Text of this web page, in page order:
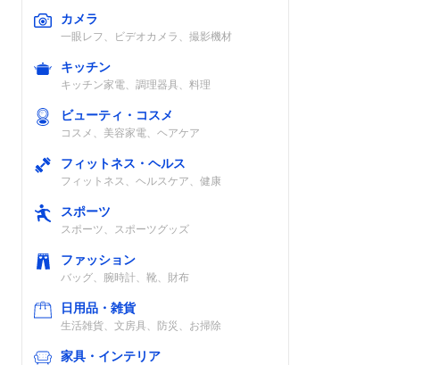
カメラ
一眼レフ、ビデオカメラ、撮影機材
キッチン
キッチン家電、調理器具、料理
ビューティ・コスメ
コスメ、美容家電、ヘアケア
フィットネス・ヘルス
フィットネス、ヘルスケア、健康
スポーツ
スポーツ、スポーツグッズ
ファッション
バッグ、腕時計、靴、財布
日用品・雑貨
生活雑貨、文房具、防災、お掃除
家具・インテリア